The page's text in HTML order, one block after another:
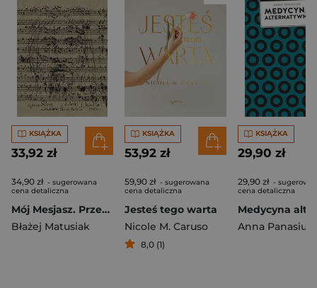
KSIĄŻKA
33,92 zł
34,90 zł - sugerowana
cena detaliczna
Mój Mesjasz. Przewodnik po oratorium G.F. Haendla
Błażej Matusiak
KSIĄŻKA
53,92 zł
59,90 zł - sugerowana
cena detaliczna
Jesteś tego warta
Nicole M. Caruso
8,0 (1)
KSIĄŻKA
29,90 zł
29,90 zł -
cena detaliczna
Anna Panasiuk